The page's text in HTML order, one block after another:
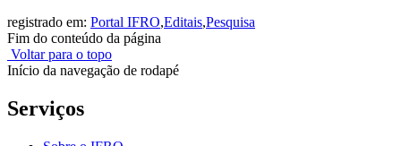
registrado em: Portal IFRO,Editais,Pesquisa
Fim do conteúdo da página
Voltar para o topo
Início da navegação de rodapé
Serviços